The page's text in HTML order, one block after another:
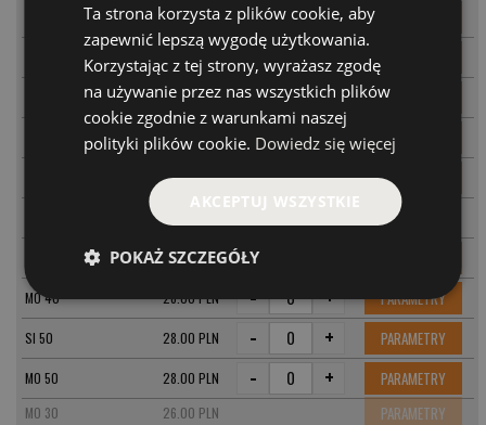
26.00 PLN - +
26.00 PLN - +
26.00 PLN - + PARAMETRY
26.00 PLN - + PARAMETRY
26.00 PLN - + PARAMETRY
74.00 PLN - +
28.00 PLN -
MO 40 28.00 PLN - + PARAMETRY
SI 50 28.00 PLN - + PARAMETRY
MO 50 28.00 PLN - + PARAMETRY
MO 30 26.00 PLN PARAMETRY
Ta strona korzysta z plików cookie, aby
zapewnić lepszą wygodę użytkowania.
Korzystając z tej strony, wyrażasz zgodę
na używanie przez nas wszystkich plików
cookie zgodnie z warunkami naszej
polityki plików cookie. Dowiedz się więcej
AKCEPTUJ WSZYSTKIE
POKAŻ SZCZEGÓŁY